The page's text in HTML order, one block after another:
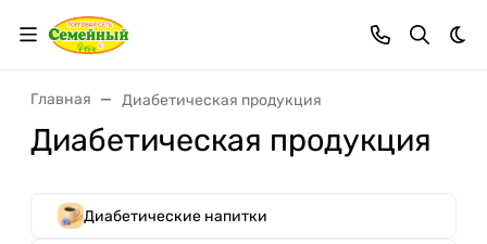
Главная Диабетическая продукция
Диабетическая продукция
Диабетические напитки